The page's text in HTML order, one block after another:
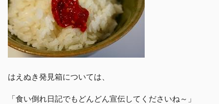
はえぬき発見箱については、
「食い倒れ日記でもどんどん宣伝してくださいね～」